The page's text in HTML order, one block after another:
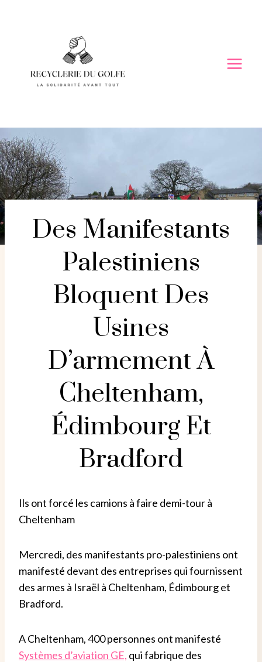
Des Manifestants
Palestiniens
Bloquent Des
Usines
D’armement À
Cheltenham,
Édimbourg Et
Bradford
Ils ont forcé les camions à faire demi-tour à
Cheltenham
Mercredi, des manifestants pro-palestiniens ont
manifesté devant des entreprises qui fournissent
des armes à Israël à Cheltenham, Édimbourg et
Bradford.
A Cheltenham, 400 personnes ont manifesté
Systèmes d’aviation GE, qui fabrique des